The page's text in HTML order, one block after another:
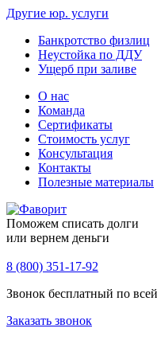
Другие юр. услуги
Банкротство физлиц
Неустойка по ДДУ
Ущерб при заливе
О нас
Команда
Сертификаты
Стоимость услуг
Консультация
Контакты
Полезные материалы
Поможем списать долги
или вернем деньги
8 (800) 351-17-92
Звонок бесплатный по
Заказать звонок